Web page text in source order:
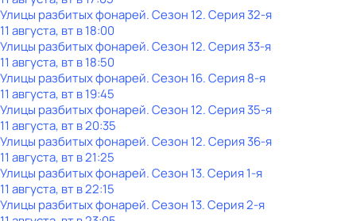
Улицы разбитых фонарей. Сезон 12. Серия 32-я
11 августа, вт в 18:00
Улицы разбитых фонарей. Сезон 12. Серия 33-я
11 августа, вт в 18:50
Улицы разбитых фонарей. Сезон 16. Серия 8-я
11 августа, вт в 19:45
Улицы разбитых фонарей. Сезон 12. Серия 35-я
11 августа, вт в 20:35
Улицы разбитых фонарей. Сезон 12. Серия 36-я
11 августа, вт в 21:25
Улицы разбитых фонарей. Сезон 13. Серия 1-я
11 августа, вт в 22:15
Улицы разбитых фонарей. Сезон 13. Серия 2-я